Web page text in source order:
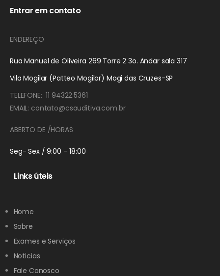
Entrar em contato
ENDEREÇO
Rua Manuel de Oliveira 269 Torre 2 3o. Andar sala 317
Vila Mogilar (Patteo Mogilar) Mogi das Cruzes-SP
TELEFONE: 11 94322.5361
EMAIL: contato@csauditiva.com.br
ABERTO DE /HORAS
Seg- Sex / 9:00 – 18:00
Links úteis
Home
Sobre
Exames e Serviços
Noticias
Fale Conosco